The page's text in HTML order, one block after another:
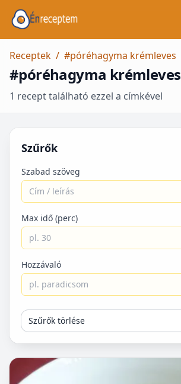
Receptek / #póréhagyma krémleves
#póréhagyma krémleves
1 recept található ezzel a címkével
Szűrők
Szabad szöveg
Max idő (perc)
Hozzávaló
Szűrők törlése